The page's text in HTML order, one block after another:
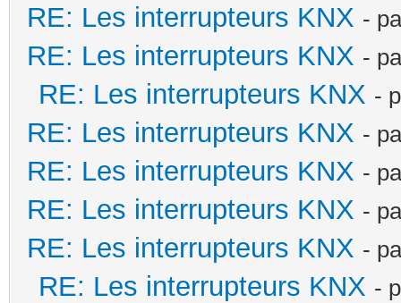
RE: Les interrupteurs KNX -
RE: Les interrupteurs KNX -
RE: Les interrupteurs KNX -
RE: Les interrupteurs KNX -
RE: Les interrupteurs KNX -
RE: Les interrupteurs KNX -
RE: Les interrupteurs KNX -
RE: Les interrupteurs KNX -